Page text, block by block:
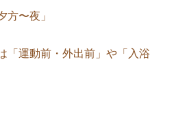
方〜夜」
「運動前・外出前」や「入浴